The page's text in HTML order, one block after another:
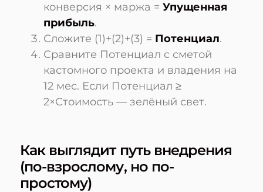
конверсия × маржа = Упущенная
прибыль.
Сложите (1)+(2)+(3) = Потенциал.
Сравните Потенциал с сметой
кастомного проекта и владения на
12 мес. Если Потенциал ≥
2×Стоимость — зелёный свет.
Как выглядит путь внедрения
(по-взрослому, но по-
простому)